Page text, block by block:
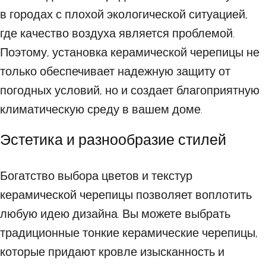
в городах с плохой экологической ситуацией,
где качество воздуха является проблемой.
Поэтому, установка керамической черепицы не
только обеспечивает надежную защиту от
погодных условий, но и создает благоприятную
климатическую среду в вашем доме.
Эстетика и разнообразие стилей
Богатство выбора цветов и текстур
керамической черепицы позволяет воплотить
любую идею дизайна. Вы можете выбрать
традиционные тонкие керамические черепицы,
которые придают кровле изысканность и